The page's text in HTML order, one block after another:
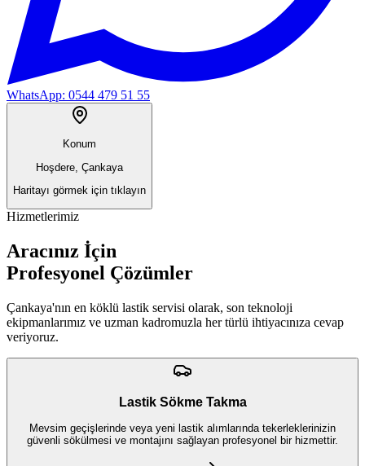
WhatsApp: 0544 479 51 55
Konum
Hoşdere, Çankaya
Haritayı görmek için tıklayın
Hizmetlerimiz
Aracınız İçin
Profesyonel Çözümler
Çankaya'nın en köklü lastik servisi olarak, son teknoloji
ekipmanlarımız ve uzman kadromuzla her türlü ihtiyacınıza cevap
veriyoruz.
Lastik Sökme Takma
Mevsim geçişlerinde veya yeni lastik alımlarında tekerleklerinizin
güvenli sökülmesi ve montajını sağlayan profesyonel bir hizmettir.